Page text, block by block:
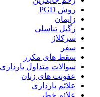
روش PGD
زایمان
زگیل تناسلی
سرکلاژ
سفر
سقط های مکرر
سوالات متداول بارداری
عفونت های زنان
علائم بارداری